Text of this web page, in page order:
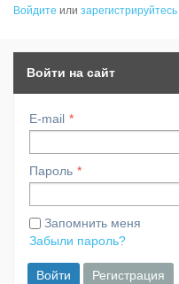
Войдите или зарегистрируйтесь
Войти на сайт
E-mail
Пароль
Запомнить меня
Забыли пароль?
Войти Регистрация